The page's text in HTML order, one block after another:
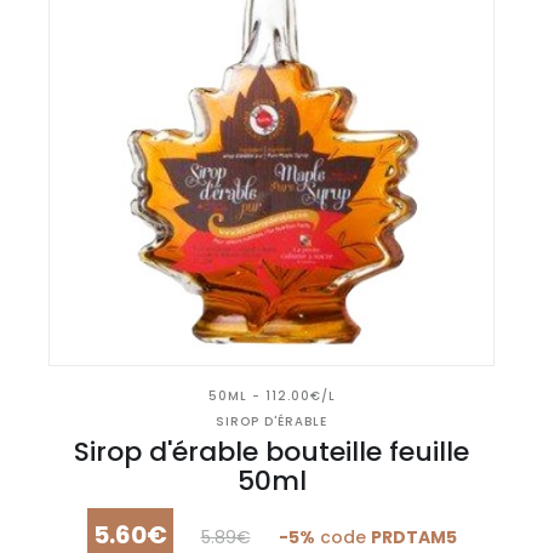
50ML - 112.00€/L
SIROP D'ÉRABLE
Sirop d'érable bouteille feuille
50ml
5.60€ 5.89€ -5% code PRDTAM5